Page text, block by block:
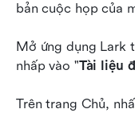
bản cuộc họp của
Mở ứng dụng Lark
nhấp vào "Tài liệu
Trên trang Chủ,